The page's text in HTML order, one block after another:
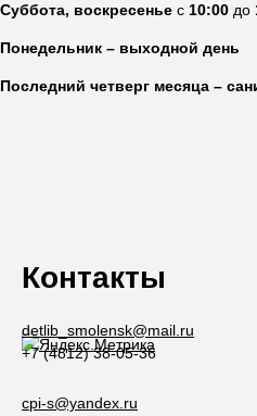
Контакты
detlib_smolensk@mail.ru
+7 (4812) 38-05-36
cpi-s@yandex.ru
Суббота, воскресенье с 10:00 до
Понедельник – выходной день
Последний четверг месяца –